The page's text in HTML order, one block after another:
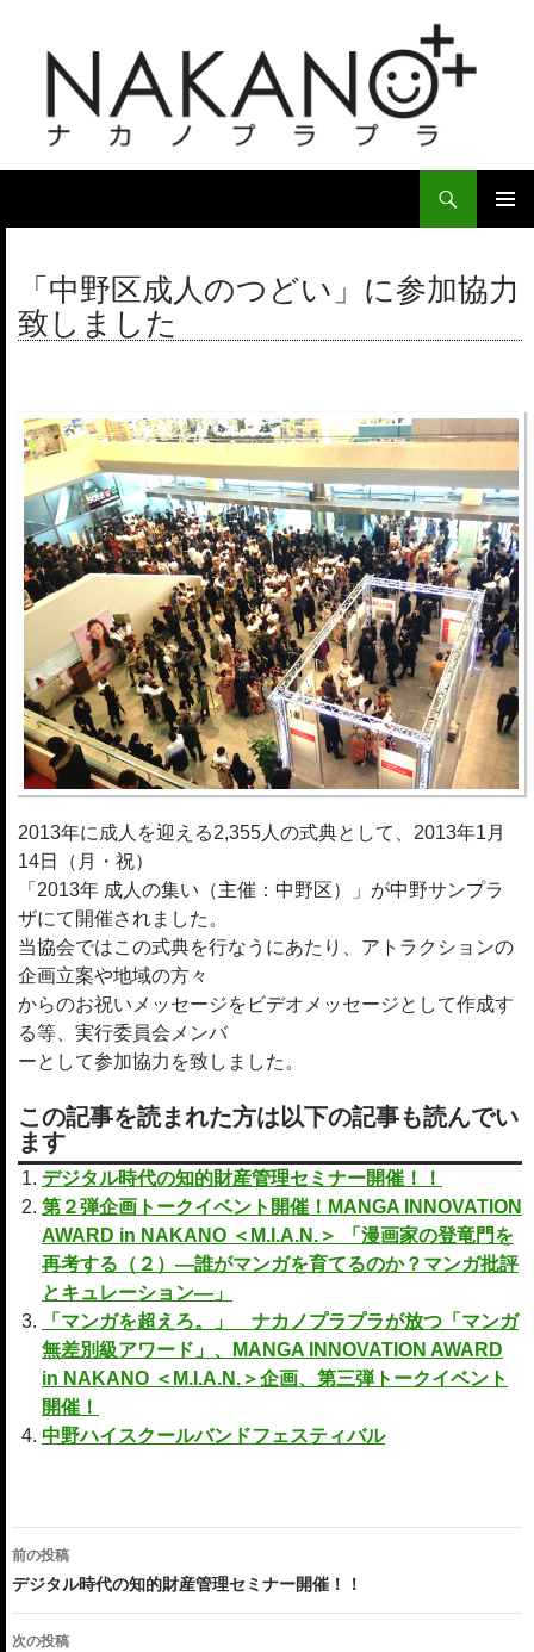
イ
ン
ニ
ュ
ー
ツ
へ
ッ
プ
「中野区成人のつどい」に参加協力
致しました
2013年に成人を迎える2,355人の式典として、2013年1月
14日（月・祝）
「2013年 成人の集い（主催：中野区）」が中野サンプラ
ザにて開催されました。
当協会ではこの式典を行なうにあたり、アトラクションの
企画立案や地域の方々
からのお祝いメッセージをビデオメッセージとして作成す
る等、実行委員会メンバ
ーとして参加協力を致しました。
この記事を読まれた方は以下の記事も読んでい
ます
デジタル時代の知的財産管理セミナー開催！！
第２弾企画トークイベント開催！MANGA INNOVATION
AWARD in NAKANO ＜M.I.A.N.＞ 「漫画家の登竜門を
再考する（２）―誰がマンガを育てるのか？マンガ批評
とキュレーション―」
「マンガを超えろ。」 ナカノプラプラが放つ「マンガ
無差別級アワード」、MANGA INNOVATION AWARD
in NAKANO ＜M.I.A.N.＞企画、第三弾トークイベント
開催！
中野ハイスクールバンドフェスティバル
投
稿
ナ
前の投稿
デジタル時代の知的財産管理セミナー開催！！
次の投稿